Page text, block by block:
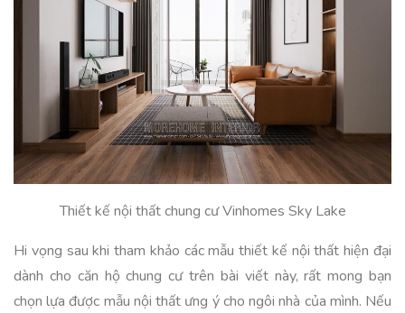
Thiết kế nội thất chung cư Vinhomes Sky Lake
Hi vọng sau khi tham khảo các mẫu thiết kế nội thất hiện đại
dành cho căn hộ chung cư trên bài viết này, rất mong bạn
chọn lựa được mẫu nội thất ưng ý cho ngôi nhà của mình. Nếu